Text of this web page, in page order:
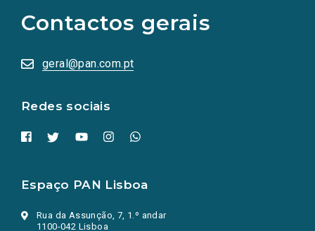
Contactos gerais
geral@pan.com.pt
Redes sociais
redes
sociais
numa
nova
Espaço PAN Lisboa
Rua da Assunção, 7, 1.º andar
1100-042 Lisboa